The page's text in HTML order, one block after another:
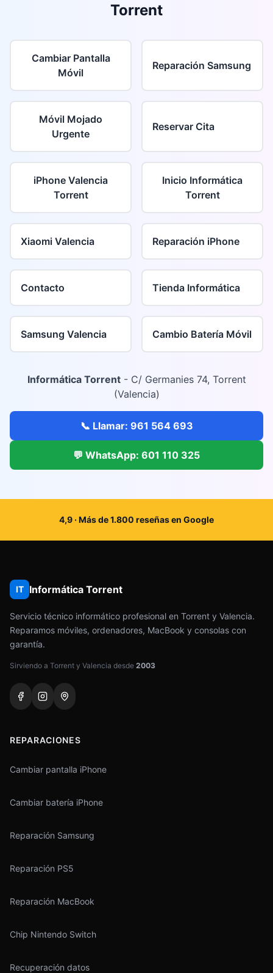
Torrent
Cambiar Pantalla
Móvil
Reparación Samsung
Móvil Mojado
Urgente
Reservar Cita
iPhone Valencia
Torrent
Inicio Informática
Torrent
Xiaomi Valencia Reparación iPhone
Contacto Tienda Informática
Samsung Valencia Cambio Batería Móvil
Informática Torrent- C/ Germanies 74, Torrent
(Valencia)
📞 Llamar: 961 564 693
💬 WhatsApp: 601 110 325
4,9 · Más de 1.800 reseñas en Google
IT Informática Torrent
Servicio técnico informático profesional en Torrent y Valencia.
Reparamos móviles, ordenadores, MacBook y consolas con
garantía.
Sirviendo a Torrent y Valencia desde 2003
REPARACIONES
Cambiar pantalla iPhone
Cambiar batería iPhone
Reparación Samsung
Reparación PS5
Reparación MacBook
Chip Nintendo Switch
Recuperación datos